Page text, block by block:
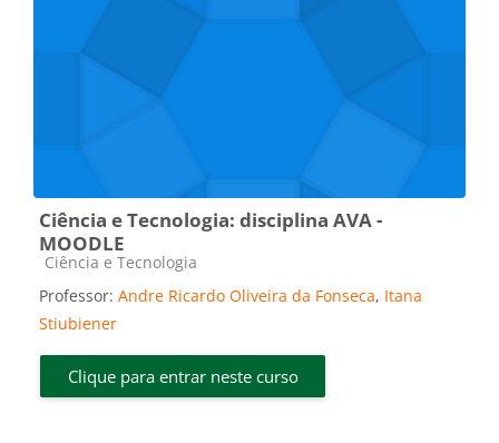
Ciência e Tecnologia: disciplina AVA -
MOODLE
Categoria do curso
Ciência e Tecnologia
Professor: Andre Ricardo Oliveira da Fonseca, Itana
Stiubiener
Clique para entrar neste curso